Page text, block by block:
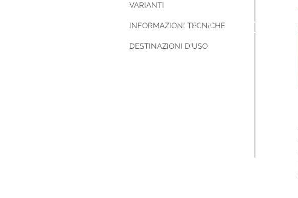
LUXURY SPA
DESTINAZIONI D'USO
INFORMAZIONI TECNICHE
VARIANTI